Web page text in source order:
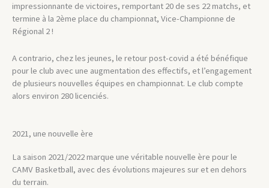
impressionnante de victoires, remportant 20 de ses 22 matchs, et
termine à la 2ème place du championnat, Vice-Championne de
Régional 2 !
A contrario, chez les jeunes, le retour post-covid a été bénéfique
pour le club avec une augmentation des effectifs, et l’engagement
de plusieurs nouvelles équipes en championnat. Le club compte
alors environ 280 licenciés.
2021, une nouvelle ère
La saison 2021/2022 marque une véritable nouvelle ère pour le
CAMV Basketball, avec des évolutions majeures sur et en dehors
du terrain.